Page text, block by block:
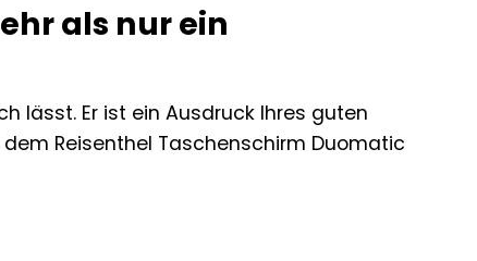
als nur ein
lässt. Er ist ein Ausdruck Ihres guten
Reisenthel Taschenschirm Duomatic